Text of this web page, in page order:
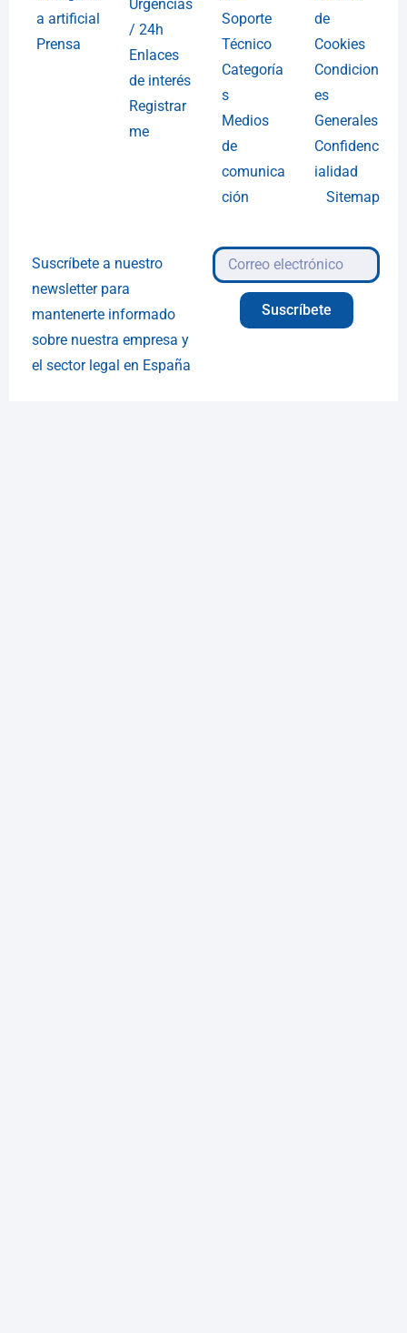
a artificial
Prensa
Urgencias
/ 24h
Enlaces
de interés
Registrar
me
Soporte
Técnico
Categoría
s
Medios
de
comunica
ción
de
Cookies
Condicion
es
Generales
Confidenc
ialidad
Sitemap
Suscríbete a nuestro
newsletter para
mantenerte informado
sobre nuestra empresa y
el sector legal en España
Suscríbete